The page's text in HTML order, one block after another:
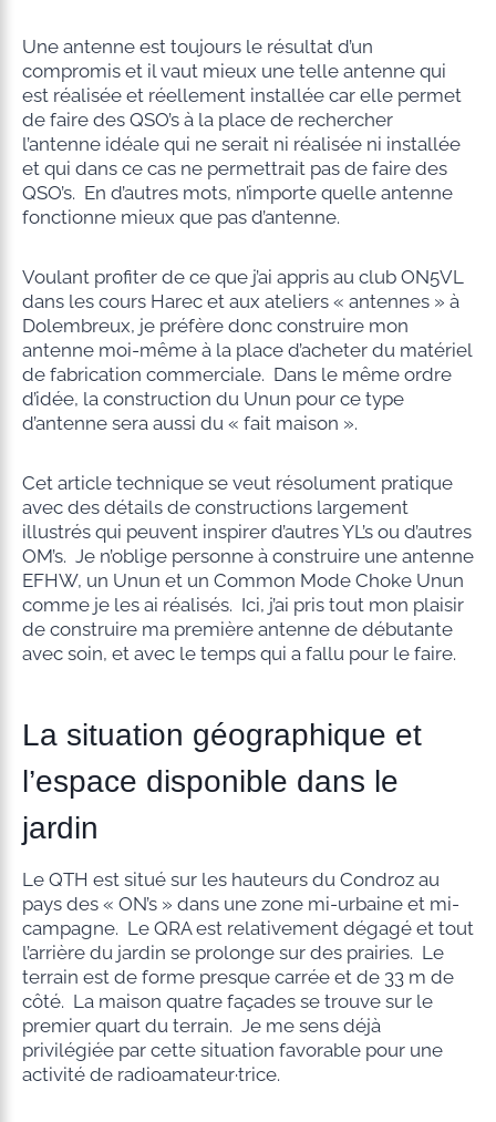
Une antenne est toujours le résultat d’un
compromis et il vaut mieux une telle antenne qui
est réalisée et réellement installée car elle permet
de faire des QSO’s à la place de rechercher
l’antenne idéale qui ne serait ni réalisée ni installée
et qui dans ce cas ne permettrait pas de faire des
QSO’s. En d’autres mots, n’importe quelle antenne
fonctionne mieux que pas d’antenne.
Voulant profiter de ce que j’ai appris au club ON5VL
dans les cours Harec et aux ateliers « antennes » à
Dolembreux, je préfère donc construire mon
antenne moi-même à la place d’acheter du matériel
de fabrication commerciale. Dans le même ordre
d’idée, la construction du Unun pour ce type
d’antenne sera aussi du « fait maison ».
Cet article technique se veut résolument pratique
avec des détails de constructions largement
illustrés qui peuvent inspirer d’autres YL’s ou d’autres
OM’s. Je n’oblige personne à construire une antenne
EFHW, un Unun et un Common Mode Choke Unun
comme je les ai réalisés. Ici, j’ai pris tout mon plaisir
de construire ma première antenne de débutante
avec soin, et avec le temps qui a fallu pour le faire.
La situation géographique et
l’espace disponible dans le
jardin
Le QTH est situé sur les hauteurs du Condroz au
pays des « ON’s » dans une zone mi-urbaine et mi-
campagne. Le QRA est relativement dégagé et tout
l’arrière du jardin se prolonge sur des prairies. Le
terrain est de forme presque carrée et de 33 m de
côté. La maison quatre façades se trouve sur le
premier quart du terrain. Je me sens déjà
privilégiée par cette situation favorable pour une
activité de radioamateur·trice.